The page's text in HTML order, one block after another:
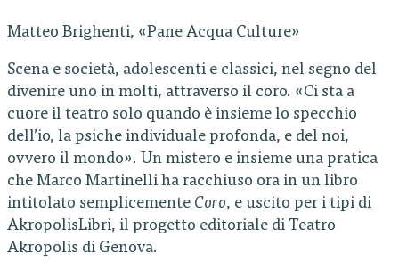
Matteo Brighenti, «Pane Acqua Culture»
Scena e società, adolescenti e classici, nel segno del
divenire uno in molti, attraverso il coro. «Ci sta a
cuore il teatro solo quando è insieme lo specchio
dell’io, la psiche individuale profonda, e del noi,
ovvero il mondo». Un mistero e insieme una pratica
che Marco Martinelli ha racchiuso ora in un libro
intitolato semplicemente Coro, e uscito per i tipi di
AkropolisLibri, il progetto editoriale di Teatro
Akropolis di Genova.